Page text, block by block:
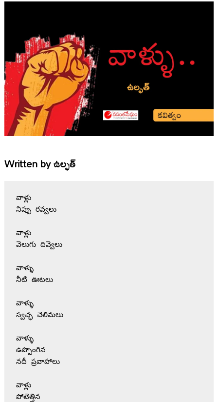
Written byఉల్ఫత్
వాళ్లు
నిప్పు రవ్వలు
వాళ్లు
వెలుగు దివ్వెలు
వాళ్ళు
నీటి ఊటలు
వాళ్ళు
స్వచ్ఛ చెలిమలు
వాళ్ళు
ఉప్పొంగిన
నదీ ప్రవాహాలు
వాళ్లు
పోటెత్తిన